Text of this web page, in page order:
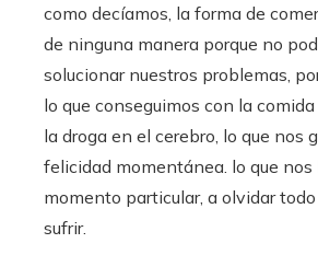
como decíamos, la forma de
de ninguna manera porque no
solucionar nuestros problemas,
lo que conseguimos con la
la droga en el cerebro, lo que nos
felicidad momentánea. lo que nos
momento particular, a olvidar
sufrir.